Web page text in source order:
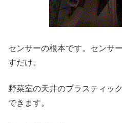
センサーの根本です。センサ
すだけ。
野菜室の天井のプラスティッ
できます。